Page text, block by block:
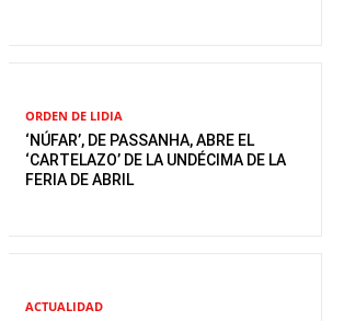
ORDEN DE LIDIA
‘NÚFAR’, DE PASSANHA, ABRE EL
‘CARTELAZO’ DE LA UNDÉCIMA DE LA
FERIA DE ABRIL
ACTUALIDAD